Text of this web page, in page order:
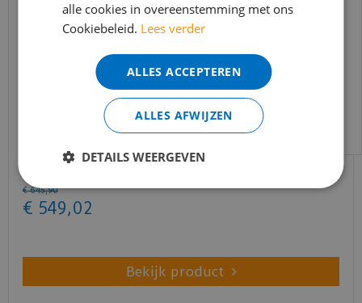
40x60mm 350cm
€ 645,90
€ 549,02
Bekijk product
Bestelling worden uiteraard verwerkt
echter iets minder snel dan wat je van ons
gewend bent.
Voor vragen kan je ons bereiken via
info@merkvloerenwinkel.nl
alle cookies in overeenstemming met ons
Cookiebeleid. Lees verder
ALLES ACCEPTEREN
ALLES AFWIJZEN
DETAILS WEERGEVEN